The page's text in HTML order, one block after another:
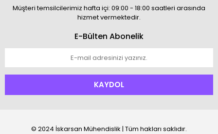
Müşteri temsilcilerimiz hafta içi: 09:00 - 18:00 saatleri arasında
hizmet vermektedir.
E-Bülten Abonelik
KAYDOL
© 2024 İskarsan Mühendislik | Tüm hakları saklıdır.